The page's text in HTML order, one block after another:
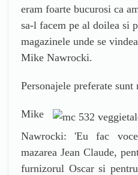
eram foarte bucurosi ca
sa-l facem pe al doilea si
magazinele unde se
Mike Nawrocki.
Personajele preferate
Mike
Nawrocki:'Eu fac
mazarea Jean Claude,
furnizorul Oscar si